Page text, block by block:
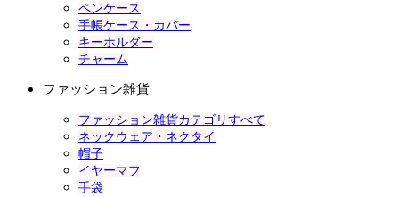
ペンケース
手帳ケース・カバー
キーホルダー
チャーム
ファッション雑貨
ファッション雑貨カテゴリすべて
ネックウェア・ネクタイ
帽子
イヤーマフ
手袋